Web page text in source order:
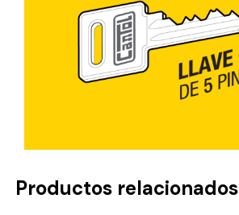
Productos relacionados